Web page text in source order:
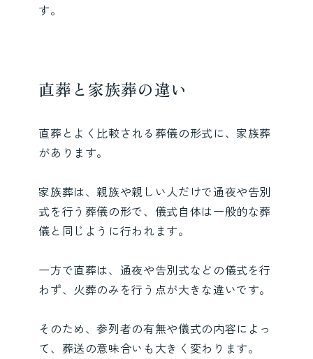
す。
直葬と家族葬の違い
直葬とよく比較される葬儀の形式に、家族葬
があります。
家族葬は、親族や親しい人だけで通夜や告別
式を行う葬儀の形で、儀式自体は一般的な葬
儀と同じように行われます。
一方で直葬は、通夜や告別式などの儀式を行
わず、火葬のみを行う点が大きな違いです。
そのため、参列者の有無や儀式の内容によっ
て、葬送の意味合いも大きく変わります。